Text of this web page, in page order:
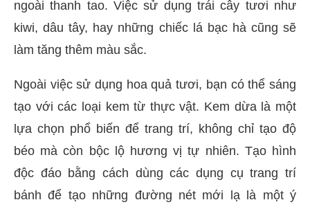
ngoài thanh tao. Việc sử dụng trái cây tươi như
kiwi, dâu tây, hay những chiếc lá bạc hà cũng sẽ
làm tăng thêm màu sắc.
Ngoài việc sử dụng hoa quả tươi, bạn có thể sáng
tạo với các loại kem từ thực vật. Kem dừa là một
lựa chọn phổ biến để trang trí, không chỉ tạo độ
béo mà còn bộc lộ hương vị tự nhiên. Tạo hình
độc đáo bằng cách dùng các dụng cụ trang trí
bánh để tạo những đường nét mới lạ là một ý